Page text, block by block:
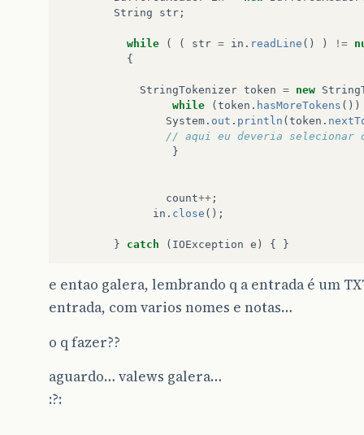
String
str ;
while ( ( str = in . readLine () ) !=
{
StringTokenizer token = new
while
( token . hasMoreTokens ())
System . out . println ( token .
// aqui eu deveria selecionar
}
count++ ;
in . close ();
} catch ( IOException e ) { }
}
e entao galera, lembrando q a entrada é um
entrada, com varios nomes e notas…
o q fazer??
aguardo… valews galera…
:?: